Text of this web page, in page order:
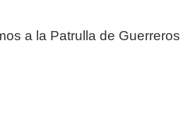
a la Patrulla de Guerreros